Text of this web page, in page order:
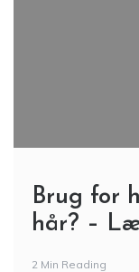
Brug for
hår? –
2 Min Reading